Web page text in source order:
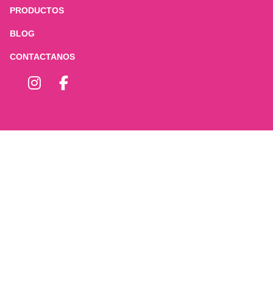
PRODUCTOS
BLOG
CONTACTANOS